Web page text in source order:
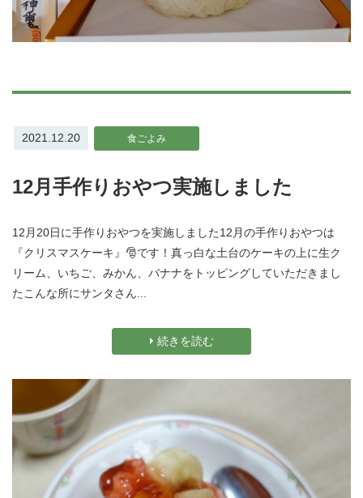
2021.12.20 食ごよみ
12月手作りおやつ実施しました
12月20日に手作りおやつを実施しました12月の手作りおやつは
『クリスマスケーキ』🎅です！真っ白な土台のケーキの上に生ク
リーム、いちご、みかん、バナナをトッピングしていただきまし
たこんな所にサンタさん...
続きを読む